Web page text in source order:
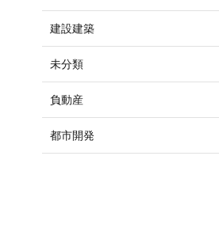
建設建築
未分類
負動産
都市開発